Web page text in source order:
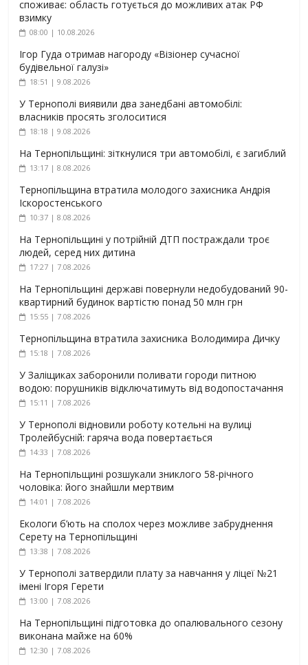
споживає: область готується до можливих атак РФ
взимку
08:00 | 10.08.2026
Ігор Гуда отримав нагороду «Візіонер сучасної
будівельної галузі»
18:51 | 9.08.2026
У Тернополі виявили два занедбані автомобілі:
власників просять зголоситися
18:18 | 9.08.2026
На Тернопільщині: зіткнулися три автомобілі, є загиблий
13:17 | 8.08.2026
Тернопільщина втратила молодого захисника Андрія
Іскоростенського
10:37 | 8.08.2026
На Тернопільщині у потрійній ДТП постраждали троє
людей, серед них дитина
17:27 | 7.08.2026
На Тернопільщині державі повернули недобудований 90-
квартирний будинок вартістю понад 50 млн грн
15:55 | 7.08.2026
Тернопільщина втратила захисника Володимира Дичку
15:18 | 7.08.2026
У Заліщиках заборонили поливати городи питною
водою: порушників відключатимуть від водопостачання
15:11 | 7.08.2026
У Тернополі відновили роботу котельні на вулиці
Тролейбусній: гаряча вода повертається
14:33 | 7.08.2026
На Тернопільщині розшукали зниклого 58-річного
чоловіка: його знайшли мертвим
14:01 | 7.08.2026
Екологи б’ють на сполох через можливе забруднення
Серету на Тернопільщині
13:38 | 7.08.2026
У Тернополі затвердили плату за навчання у ліцеї №21
імені Ігоря Герети
13:00 | 7.08.2026
На Тернопільщині підготовка до опалювального сезону
виконана майже на 60%
12:30 | 7.08.2026